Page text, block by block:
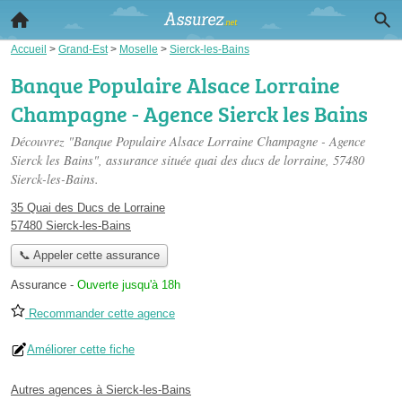
Accueil > Grand-Est > Moselle > Sierck-les-Bains
Banque Populaire Alsace Lorraine
Champagne - Agence Sierck les Bains
Découvrez "Banque Populaire Alsace Lorraine Champagne - Agence
Sierck les Bains", assurance située quai des ducs de lorraine, 57480
Sierck-les-Bains.
35 Quai des Ducs de Lorraine
57480 Sierck-les-Bains
📞 Appeler cette assurance
Assurance - Ouverte jusqu'à 18h
Recommander cette agence
Améliorer cette fiche
Autres agences à Sierck-les-Bains